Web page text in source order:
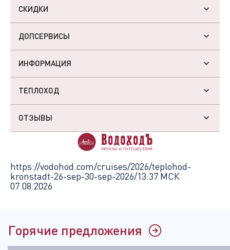
СКИДКИ
ДОПСЕРВИСЫ
ИНФОРМАЦИЯ
ТЕПЛОХОД
ОТЗЫВЫ
https://vodohod.com/cruises/2026/teplohod-
kronstadt-26-sep-30-sep-2026/13:37 МСК
07.08.2026
Горячие предложения